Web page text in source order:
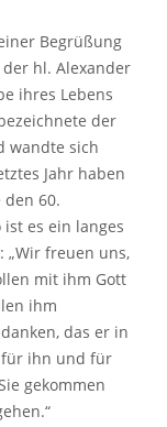
Begrüßung
der hl. Alexander
ihres Lebens
der
wandte sich
Jahr haben
den 60.
ist es ein langes
„Wir freuen uns,
mit ihm Gott
ihm
das er in
für ihn und für
gekommen